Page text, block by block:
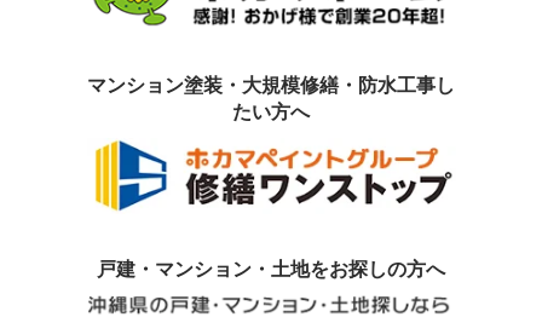
マンション塗装・大規模修繕・防水工事し
たい方へ
戸建・マンション・土地をお探しの方へ